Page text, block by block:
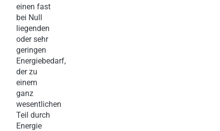
einen fast
bei Null
liegenden
oder sehr
geringen
Energiebedarf,
der zu
einem
ganz
wesentlichen
Teil durch
Energie